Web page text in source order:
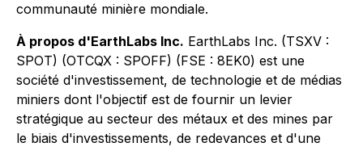
communauté minière mondiale.
À propos d'EarthLabs Inc. EarthLabs Inc. (TSXV :
SPOT) (OTCQX : SPOFF) (FSE : 8EK0) est une
société d'investissement, de technologie et de médias
miniers dont l'objectif est de fournir un levier
stratégique au secteur des métaux et des mines par
le biais d'investissements, de redevances et d'une